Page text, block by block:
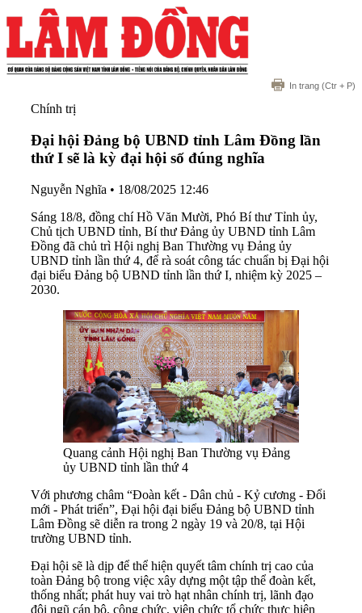
In trang (Ctr + P)
Chính trị
Đại hội Đảng bộ UBND tỉnh Lâm Đồng lần
thứ I sẽ là kỳ đại hội số đúng nghĩa
Nguyễn Nghĩa • 18/08/2025 12:46
Sáng 18/8, đồng chí Hồ Văn Mười, Phó Bí thư Tỉnh ủy,
Chủ tịch UBND tỉnh, Bí thư Đảng ủy UBND tỉnh Lâm
Đồng đã chủ trì Hội nghị Ban Thường vụ Đảng ủy
UBND tỉnh lần thứ 4, để rà soát công tác chuẩn bị Đại hội
đại biểu Đảng bộ UBND tỉnh lần thứ I, nhiệm kỳ 2025 –
2030.
Quang cảnh Hội nghị Ban Thường vụ Đảng
ủy UBND tỉnh lần thứ 4
Với phương châm “Đoàn kết - Dân chủ - Kỷ cương - Đổi
mới - Phát triển”, Đại hội đại biểu Đảng bộ UBND tỉnh
Lâm Đồng sẽ diễn ra trong 2 ngày 19 và 20/8, tại Hội
trường UBND tỉnh.
Đại hội sẽ là dịp để thể hiện quyết tâm chính trị cao của
toàn Đảng bộ trong việc xây dựng một tập thể đoàn kết,
thống nhất; phát huy vai trò hạt nhân chính trị, lãnh đạo
đội ngũ cán bộ, công chức, viên chức tổ chức thực hiện